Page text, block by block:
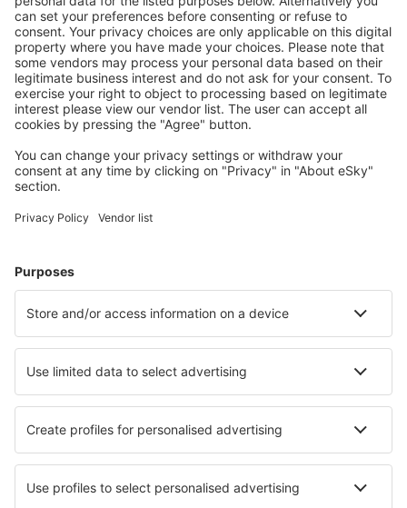
Planlegg reisen din
Flybilletter
Storbyferie
Sommerferie
Overnatting
Fly+Hotell
Hoteller
Transferer
Lær mer
Flyselskaper
KLM
Lufthansa